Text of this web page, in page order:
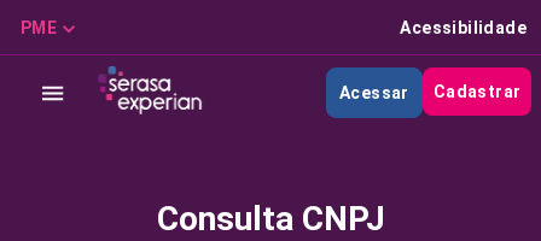
PME Acessibilidade
Acessar Cadastrar
Consulta CNPJ